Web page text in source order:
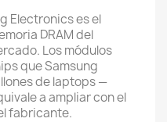
Electronics es el
DRAM del
Los módulos
que Samsung
de laptops —
a ampliar con el
fabricante.